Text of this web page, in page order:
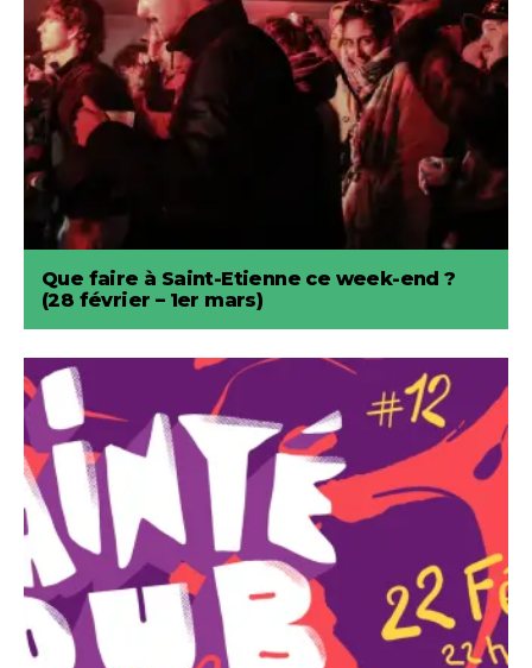
Que faire à Saint-Etienne ce week-end ?
(28 février – 1er mars)